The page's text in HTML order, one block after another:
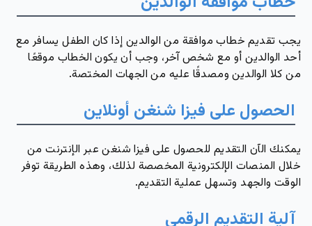
يجب تقديم خطاب موافقة من الوالدين إذا كان الطفل يسافر مع
أحد الوالدين أو مع شخص آخر، وجب أن يكون الخطاب موقعًا
من كلا الوالدين ومصدقًا عليه من الجهات المختصة.
الحصول على فيزا شنغن أونلاين
يمكنك الآن التقديم للحصول على فيزا شنغن عبر الإنترنت من
خلال المنصات الإلكترونية المخصصة لذلك، وهذه الطريقة توفر
الوقت والجهد وتسهل عملية التقديم.
آلية التقديم الرقمي